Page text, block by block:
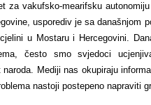
za vakufsko-mearifsku
usporediv je sa današnjom
u Mostaru i Hercegovini.
često smo svjedoci
naroda. Mediji nas okupiraju
nastoji postepeno napraviti